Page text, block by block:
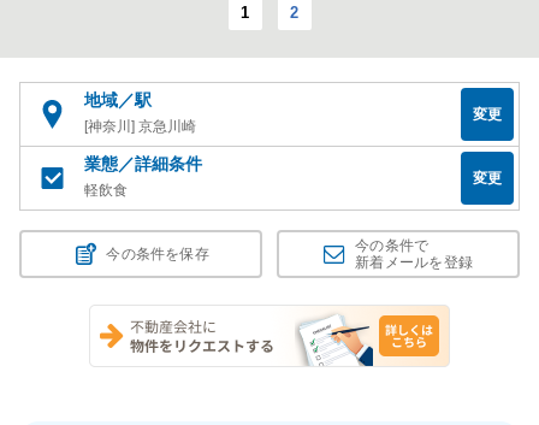
1 2
地域／駅
[神奈川] 京急川崎
変更
業態／詳細条件
軽飲食
変更
今の条件を保存
今の条件で
新着メールを登録